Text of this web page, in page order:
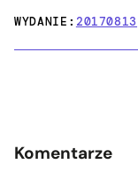
WYDANIE:20170813
Komentarze